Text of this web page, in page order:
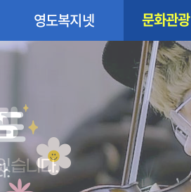
영도복지넷 문화관광
습니다.
.